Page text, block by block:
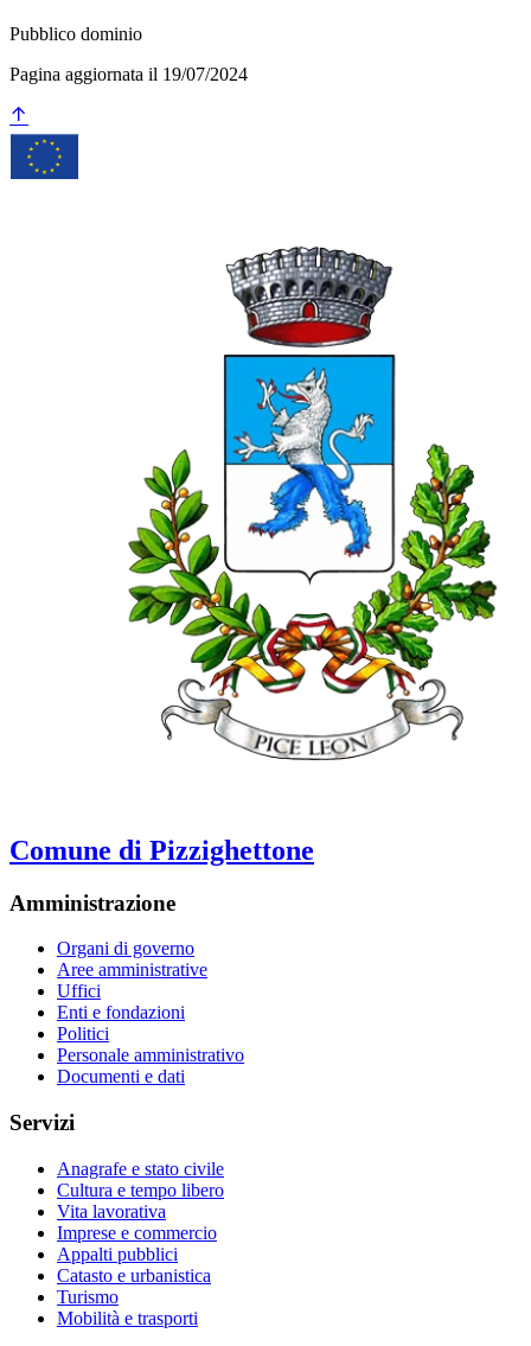
Pubblico dominio
Pagina aggiornata il 19/07/2024
Comune di Pizzighettone
Amministrazione
Organi di governo
Aree amministrative
Uffici
Enti e fondazioni
Politici
Personale amministrativo
Documenti e dati
Servizi
Anagrafe e stato civile
Cultura e tempo libero
Vita lavorativa
Imprese e commercio
Appalti pubblici
Catasto e urbanistica
Turismo
Mobilità e trasporti